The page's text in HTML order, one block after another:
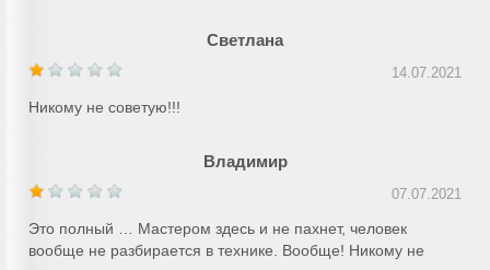
Светлана
14.07.2021
Никому не советую!!!
Владимир
07.07.2021
Это полный … Мастером здесь и не пахнет, человек
вообще не разбирается в технике. Вообще! Никому не